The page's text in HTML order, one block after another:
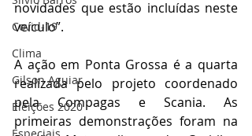
Covid-19
Clima
Gilson Aguiar
Eleições 2020
novidades que estão incluídas neste
veículo”.
A ação em Ponta Grossa é a quarta
realizada pelo projeto coordenado
pela Compagas e Scania. As
primeiras demonstrações foram na